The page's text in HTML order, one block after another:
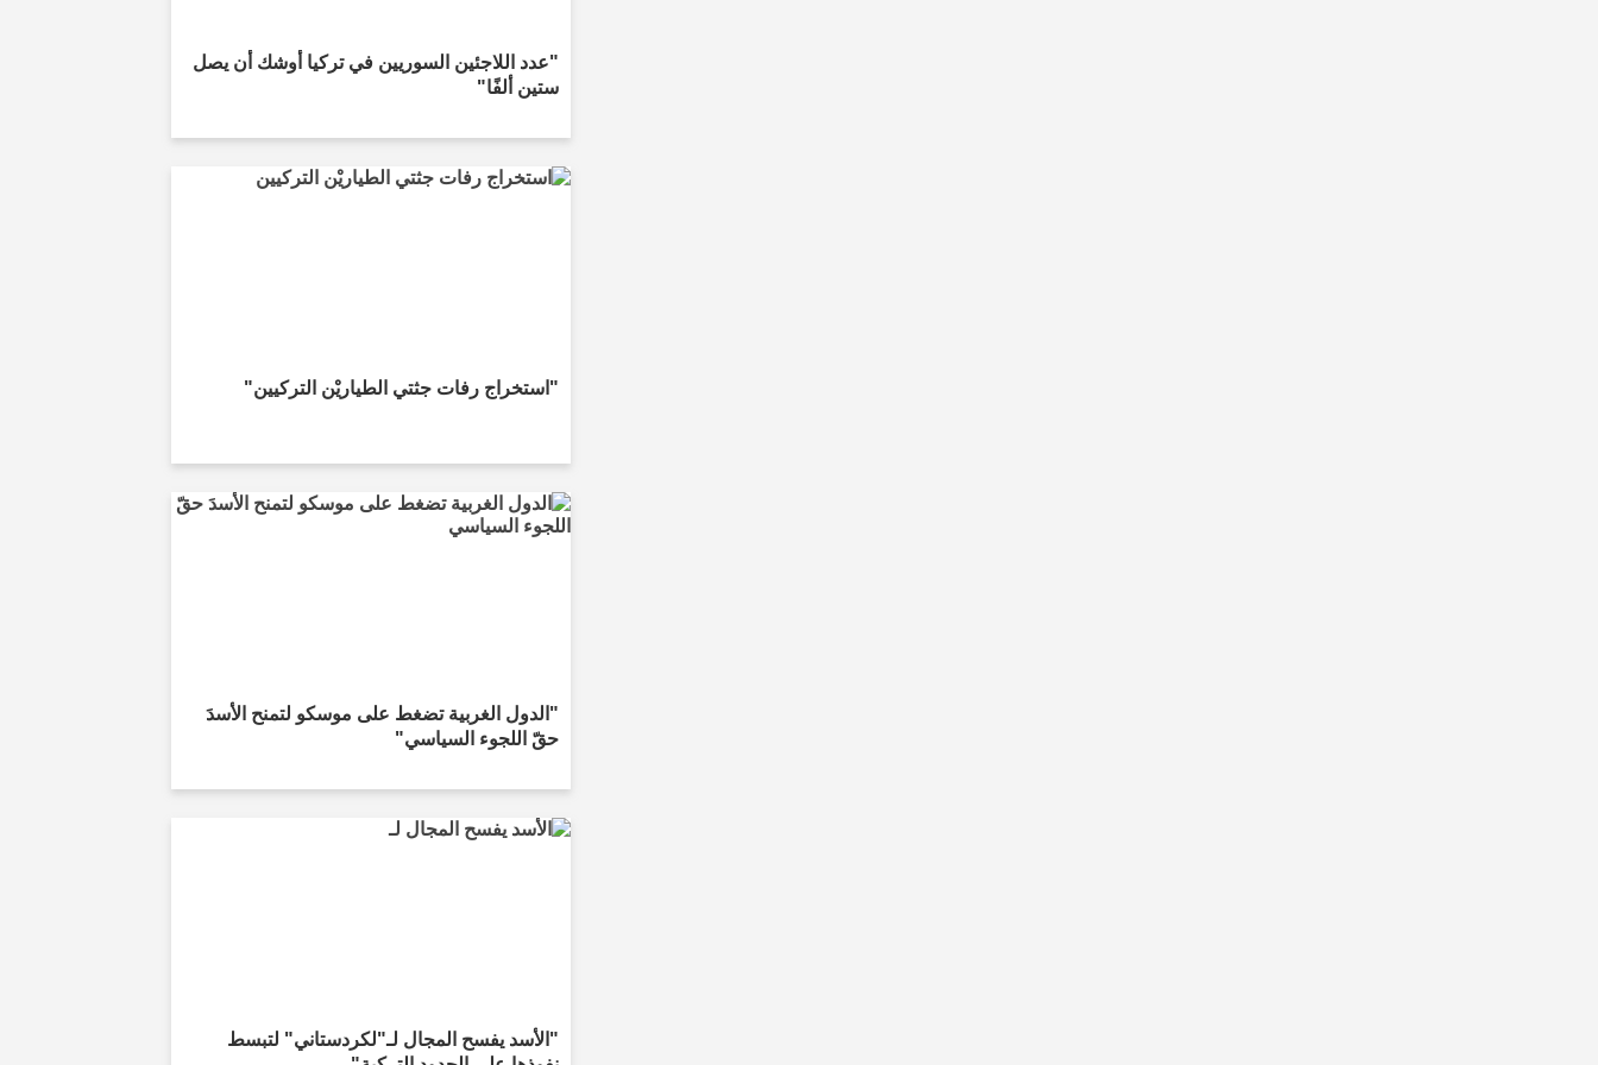
"عدد اللاجئين السوريين في تركيا أوشك أن يصل
ستين ألفًا"
"استخراج رفات جثتي الطياريْن التركيين"
"الدول الغربية تضغط على موسكو لتمنح الأسدَ
حقّ اللجوء السياسي"
"الأسد يفسح المجال لـ"لكردستاني" لتبسط